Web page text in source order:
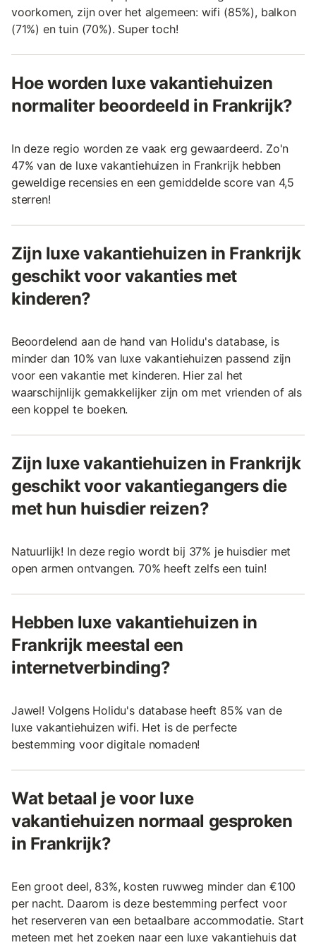
voorkomen, zijn over het algemeen: wifi (85%), balkon
(71%) en tuin (70%). Super toch!
Hoe worden luxe vakantiehuizen
normaliter beoordeeld in Frankrijk?
In deze regio worden ze vaak erg gewaardeerd. Zo'n
47% van de luxe vakantiehuizen in Frankrijk hebben
geweldige recensies en een gemiddelde score van 4,5
sterren!
Zijn luxe vakantiehuizen in Frankrijk
geschikt voor vakanties met
kinderen?
Beoordelend aan de hand van Holidu's database, is
minder dan 10% van luxe vakantiehuizen passend zijn
voor een vakantie met kinderen. Hier zal het
waarschijnlijk gemakkelijker zijn om met vrienden of als
een koppel te boeken.
Zijn luxe vakantiehuizen in Frankrijk
geschikt voor vakantiegangers die
met hun huisdier reizen?
Natuurlijk! In deze regio wordt bij 37% je huisdier met
open armen ontvangen. 70% heeft zelfs een tuin!
Hebben luxe vakantiehuizen in
Frankrijk meestal een
internetverbinding?
Jawel! Volgens Holidu's database heeft 85% van de
luxe vakantiehuizen wifi. Het is de perfecte
bestemming voor digitale nomaden!
Wat betaal je voor luxe
vakantiehuizen normaal gesproken
in Frankrijk?
Een groot deel, 83%, kosten ruwweg minder dan €100
per nacht. Daarom is deze bestemming perfect voor
het reserveren van een betaalbare accommodatie. Start
meteen met het zoeken naar een luxe vakantiehuis dat